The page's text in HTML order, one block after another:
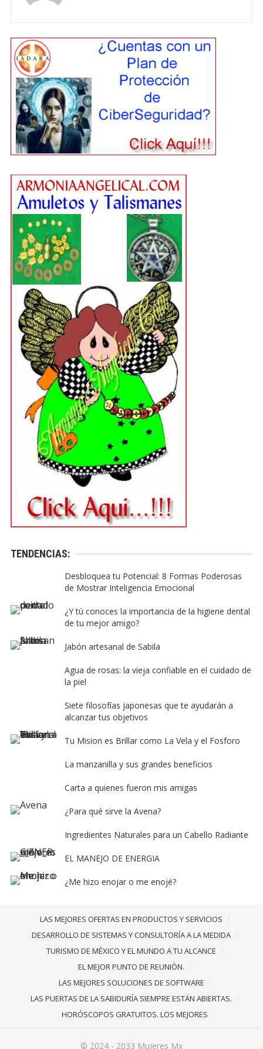
TENDENCIAS:
Desbloquea tu Potencial: 8 Formas Poderosas
de Mostrar Inteligencia Emocional
¿Y tú conoces la importancia de la higiene dental
de tu mejor amigo?
Jabón artesanal de Sabila
Agua de rosas: la vieja confiable en el cuidado de
la piel
Siete filosofías japonesas que te ayudarán a
alcanzar tus objetivos
Tu Mision es Brillar como La Vela y el Fosforo
La manzanilla y sus grandes beneficios
Carta a quienes fueron mis amigas
¿Para qué sirve la Avena?
Ingredientes Naturales para un Cabello Radiante
EL MANEJO DE ENERGIA
¿Me hizo enojar o me enojé?
LAS MEJORES OFERTAS EN PRODUCTOS Y SERVICIOS
DESARROLLO DE SISTEMAS Y CONSULTORÍA A LA MEDIDA
TURISMO DE MÉXICO Y EL MUNDO A TU ALCANCE
EL MEJOR PUNTO DE REUNIÒN.
LAS MEJORES SOLUCIONES DE SOFTWARE
LAS PUERTAS DE LA SABIDURÍA SIEMPRE ESTÁN ABIERTAS.
HORÓSCOPOS GRATUITOS. LOS MEJORES
© 2024 - 2033 Mujeres Mx